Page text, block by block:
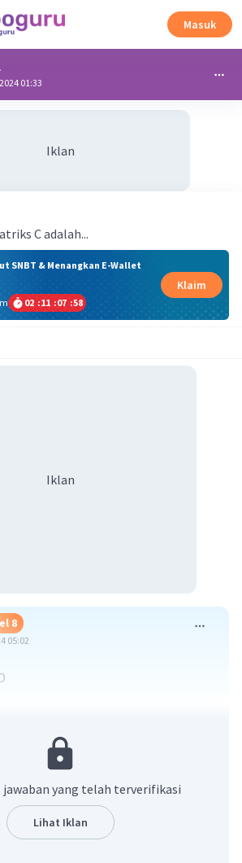
Masuk
01:33
Iklan
C adalah...
SNBT & Menangkan E-Wallet
02 :11 :07 :58
Klaim
Iklan
8
05:02
jawaban yang telah terverifikasi
Lihat Iklan